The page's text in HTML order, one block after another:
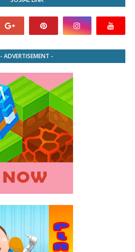
- ADVERTISEMENT -